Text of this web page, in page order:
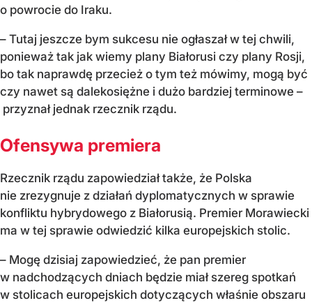
o powrocie do Iraku.
– Tutaj jeszcze bym sukcesu nie ogłaszał w tej chwili,
ponieważ tak jak wiemy plany Białorusi czy plany Rosji,
bo tak naprawdę przecież o tym też mówimy, mogą być
czy nawet są dalekosiężne i dużo bardziej terminowe –
przyznał jednak rzecznik rządu.
Ofensywa premiera
Rzecznik rządu zapowiedział także, że Polska
nie zrezygnuje z działań dyplomatycznych w sprawie
konfliktu hybrydowego z Białorusią. Premier Morawiecki
ma w tej sprawie odwiedzić kilka europejskich stolic.
– Mogę dzisiaj zapowiedzieć, że pan premier
w nadchodzących dniach będzie miał szereg spotkań
w stolicach europejskich dotyczących właśnie obszaru